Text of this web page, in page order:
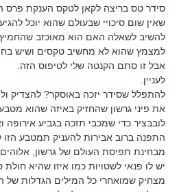
סידר טס בריצה לקאן לטקס הענקת פרס
שאין שום סיכויי שבעולם שהוא יוכל
להשיב לשאלה האם הוא מאוכזב שהחמיץ
למצמץ שהוא לא מחשיב טקסים ושיש
אבל זו סתם הקנטה שלי לטיפוס הזה.
לעניין.
להתפלל שסידר יזכה באוסקר? להצדיק
את פיני גרשון שהחזיק באיזה שהוא
לובבציר כדי שמכבי תזכה בגביע אירופה
התפנה ברוב אבירות להעניק תמטבע
מבחינת תפיסת העולם של גרשון,
יש לו פנאי לשטויות כמו איזו שהיא חולת
מצחיק שמואחרי כל המילים הגדלות של